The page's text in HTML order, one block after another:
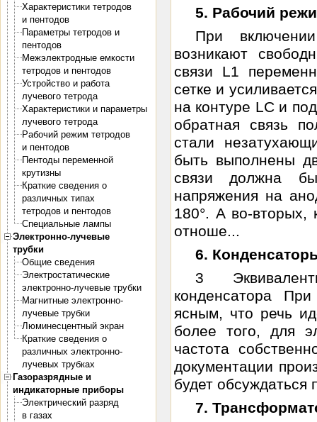
Характеристики тетродов
и пентодов
Параметры тетродов и
пентодов
Межэлектродные емкости
тетродов и пентодов
Устройство и работа
лучевого тетрода
Характеристики и параметры
лучевого тетрода
Рабочий режим тетродов
и пентодов
Пентоды переменной
крутизны
Краткие сведения о
различных типах
тетродов и пентодов
Специальные лампы
Электронно-лучевые
трубки
Общие сведения
Электростатические
электронно-лучевые трубки
Магнитные электронно-
лучевые трубки
Люминесцентный экран
Краткие сведения о
различных электронно-
лучевых трубках
Газоразрядные и
индикаторные приборы
Электрический разряд
в газах
5. Рабочий
При
возникают
связи L1
сетке и
на контуре LC и
обратная связь
стали
быть выполнены
связи должна
напряжения на
180°. А во-вторых,
отноше...
6.
3
конденсатора
ясным, что речь
более того, для
частота
документации
будет обсуждаться
7.